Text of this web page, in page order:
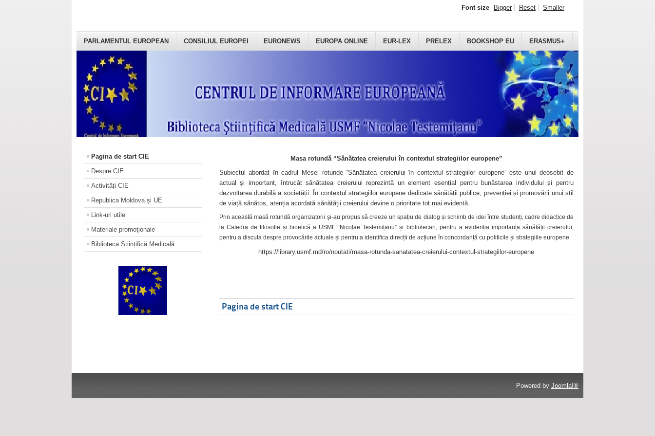
PARLAMENTUL EUROPEAN CONSILIUL EUROPEI EURONEWS EUROPA ONLINE EUR-LEX PRELEX BOOKSHOP EU ERASMUS+
Font size Bigger Reset Smaller
Pagina de start CIE
Despre CIE
Activități CIE
Republica Moldova și UE
Link-uri utile
Materiale promoţionale
Biblioteca Științifică Medicală
Masa rotundă “Sănătatea creierului în contextul strategiilor europene”
Subiectul abordat în cadrul Mesei rotunde “Sănătatea creierului în contextul strategiilor europene” este unul deosebit de
actual și important, întrucât sănătatea creierului reprezintă un element esențial pentru bunăstarea individului și pentru
dezvoltarea durabilă a societății. În contextul strategiilor europene dedicate sănătății publice, prevenției și promovării unui stil
de viață sănătos, atenția acordată sănătății creierului devine o prioritate tot mai evidentă.
Prin această masă rotundă organizatorii şi-au propus să creeze un spațiu de dialog și schimb de idei între studenți, cadre didactice de
la Catedra de filosofie și bioetică a USMF “Nicolae Testemițanu” și bibliotecari, pentru a evidenția importanța sănătății creierului,
pentru a discuta despre provocările actuale și pentru a identifica direcții de acțiune în concordanță cu politicile și strategiile europene.
https://library.usmf.md/ro/noutati/masa-rotunda-sanatatea-creierului-contextul-strategiilor-europene
Pagina de start CIE
Powered by Joomla!®